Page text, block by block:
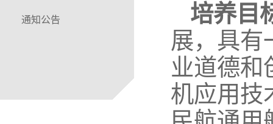
通知公告
培养目
展，具有
业道德和
机应用技